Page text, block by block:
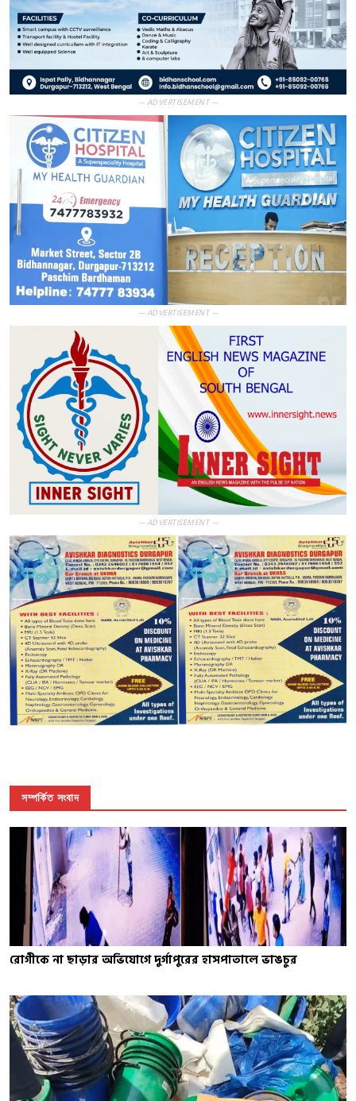
— ADVERTISEMENT —
— ADVERTISEMENT —
— ADVERTISEMENT —
সম্পর্কিত সংবাদ
রোগীকে না ছাড়ার অভিযোগে দুর্গাপুরের হাসপাতালে ভাঙচুর